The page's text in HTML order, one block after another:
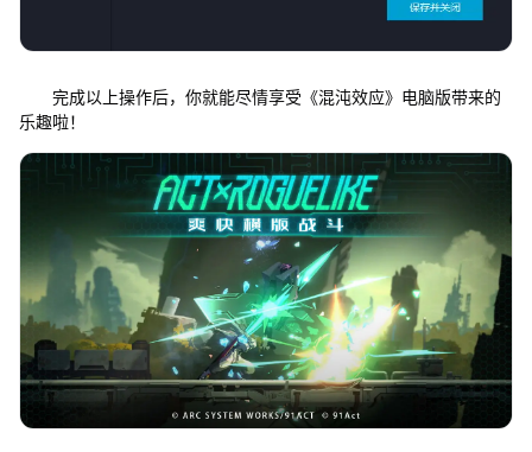
完成以上操作后，你就能尽情享受《混沌效应》电脑版带来的
乐趣啦！